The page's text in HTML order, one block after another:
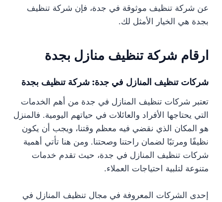
عن شركة تنظيف موثوقة في جدة، فإن شركة تنظيف
بجدة هي الخيار الأمثل لك.
ارقام شركة تنظيف منازل بجدة
شركات تنظيف المنازل في جدة: شركة تنظيف بجدة
تعتبر شركات تنظيف المنازل في جدة من أهم الخدمات
التي يحتاجها الأفراد والعائلات في حياتهم اليومية. فالمنزل
هو المكان الذي نقضي فيه معظم وقتنا، ويجب أن يكون
نظيفًا ومرتبًا لضمان راحتنا وصحتنا. ومن هنا تأتي أهمية
شركات تنظيف المنازل في جدة، حيث تقدم خدمات
متنوعة لتلبية احتياجات العملاء.
إحدى الشركات المعروفة في مجال تنظيف المنازل في